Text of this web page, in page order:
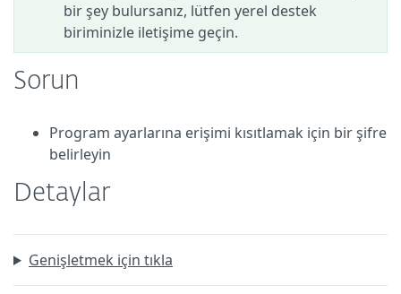
bir şey bulursanız, lütfen yerel destek
biriminizle iletişime geçin.
Sorun
Program ayarlarına erişimi kısıtlamak için bir şifre
belirleyin
Detaylar
Genişletmek için tıkla